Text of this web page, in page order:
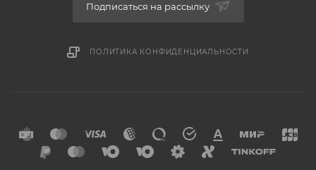
Подписаться на рассылку
ПОЛИТИКА КОНФИДЕНЦИАЛЬНОСТИ